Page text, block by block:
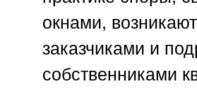
окнами,
заказчиками и
собственниками